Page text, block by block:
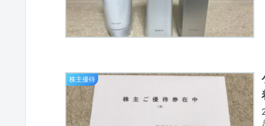
株主優待